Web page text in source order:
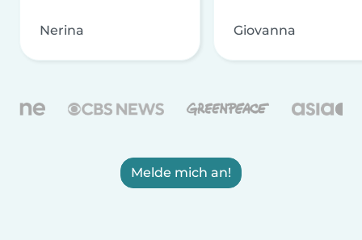
Nerina Giovanna
Melde mich an!